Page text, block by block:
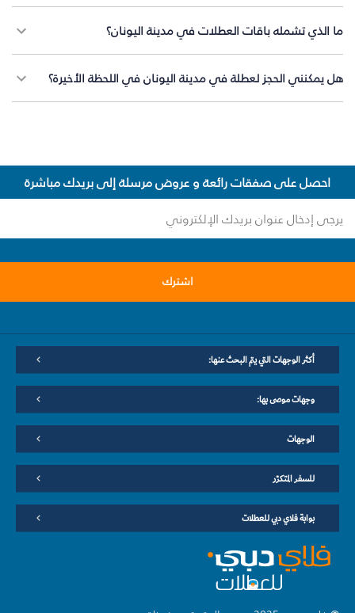
ما الذي تشمله باقات العطلات في مدينة اليونان؟
هل يمكنني الحجز لعطلة في مدينة اليونان في اللحظة الأخيرة؟
احصل على صفقات رائعة و عروض مرسلة إلى بريدك مباشرة
اشترك
أكثر الوجهات التي يتم البحث عنها:
وجهات موصى بها:
الوجهات
للسفر المتكرّر
بوابة فلاي دبي للعطلات